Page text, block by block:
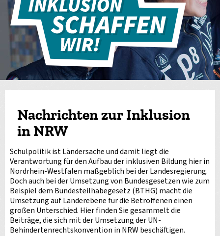
Nachrichten zur Inklusion
in NRW
Schulpolitik ist Ländersache und damit liegt die
Verantwortung für den Aufbau der inklusiven Bildung hier in
Nordrhein-Westfalen maßgeblich bei der Landesregierung.
Doch auch bei der Umsetzung von Bundesgesetzen wie zum
Beispiel dem Bundesteilhabegesetz (BTHG) macht die
Umsetzung auf Länderebene für die Betroffenen einen
großen Unterschied. Hier finden Sie gesammelt die
Beiträge, die sich mit der Umsetzung der UN-
Behindertenrechtskonvention in NRW beschäftigen.